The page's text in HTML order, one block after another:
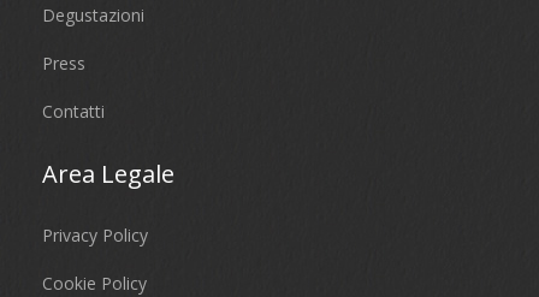
Degustazioni
Press
Contatti
Area Legale
Privacy Policy
Cookie Policy